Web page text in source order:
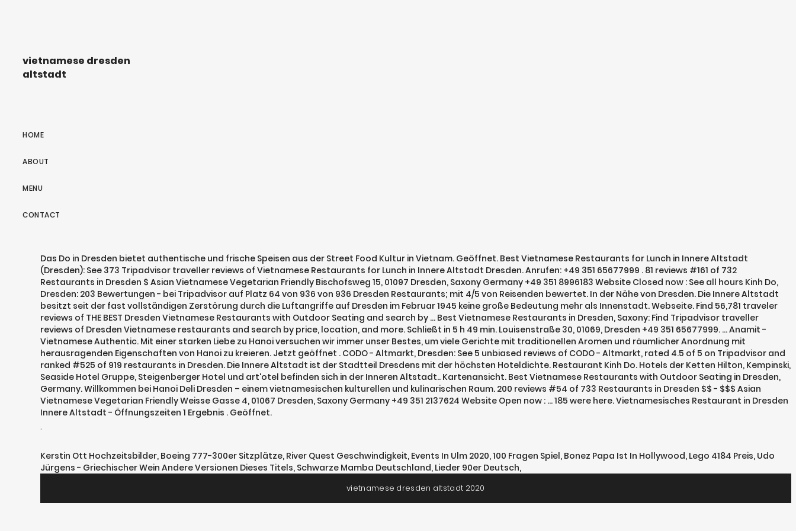
vietnamese dresden
altstadt
HOME
ABOUT
MENU
CONTACT
Das Do in Dresden bietet authentische und frische Speisen aus der Street Food Kultur in Vietnam. Geöffnet. Best Vietnamese Restaurants for Lunch in Innere Altstadt
(Dresden): See 373 Tripadvisor traveller reviews of Vietnamese Restaurants for Lunch in Innere Altstadt Dresden. Anrufen: +49 351 65677999 . 81 reviews #161 of 732
Restaurants in Dresden $ Asian Vietnamese Vegetarian Friendly Bischofsweg 15, 01097 Dresden, Saxony Germany +49 351 8996183 Website Closed now : See all hours Kinh Do,
Dresden: 203 Bewertungen - bei Tripadvisor auf Platz 64 von 936 von 936 Dresden Restaurants; mit 4/5 von Reisenden bewertet. In der Nähe von Dresden. Die Innere Altstadt
besitzt seit der fast vollständigen Zerstörung durch die Luftangriffe auf Dresden im Februar 1945 keine große Bedeutung mehr als Innenstadt. Webseite. Find 56,781 traveler
reviews of THE BEST Dresden Vietnamese Restaurants with Outdoor Seating and search by … Best Vietnamese Restaurants in Dresden, Saxony: Find Tripadvisor traveller
reviews of Dresden Vietnamese restaurants and search by price, location, and more. Schließt in 5 h 49 min. Louisenstraße 30, 01069, Dresden +49 351 65677999. ... Anamit -
Vietnamese Authentic. Mit einer starken Liebe zu Hanoi versuchen wir immer unser Bestes, um viele Gerichte mit traditionellen Aromen und räumlicher Anordnung mit
herausragenden Eigenschaften von Hanoi zu kreieren. Jetzt geöffnet . CODO - Altmarkt, Dresden: See 5 unbiased reviews of CODO - Altmarkt, rated 4.5 of 5 on Tripadvisor and
ranked #525 of 919 restaurants in Dresden. Die Innere Altstadt ist der Stadtteil Dresdens mit der höchsten Hoteldichte. Restaurant Kinh Do. Hotels der Ketten Hilton, Kempinski,
Seaside Hotel Gruppe, Steigenberger Hotel und art'otel befinden sich in der Inneren Altstadt.. Kartenansicht. Best Vietnamese Restaurants with Outdoor Seating in Dresden,
Germany. Willkommen bei Hanoi Deli Dresden – einem vietnamesischen kulturellen und kulinarischen Raum. 200 reviews #54 of 733 Restaurants in Dresden $$ - $$$ Asian
Vietnamese Vegetarian Friendly Weisse Gasse 4, 01067 Dresden, Saxony Germany +49 351 2137624 Website Open now : … 185 were here. Vietnamesisches Restaurant in Dresden
Innere Altstadt - Öffnungszeiten 1 Ergebnis . Geöffnet.
.
Kerstin Ott Hochzeitsbilder, Boeing 777-300er Sitzplätze, River Quest Geschwindigkeit, Events In Ulm 2020,100 Fragen Spiel, Bonez Papa Ist In Hollywood, Lego 4184 Preis, Udo
Jürgens - Griechischer Wein Andere Versionen Dieses Titels, Schwarze Mamba Deutschland, Lieder 90er Deutsch,
vietnamese dresden altstadt 2020